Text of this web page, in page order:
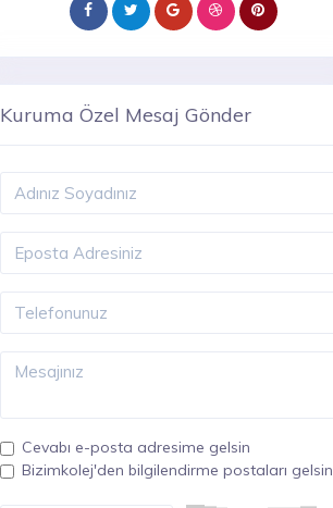
Kuruma Özel Mesaj Gönder
Cevabı e-posta adresime gelsin
Bizimkolej'den bilgilendirme postaları gelsin